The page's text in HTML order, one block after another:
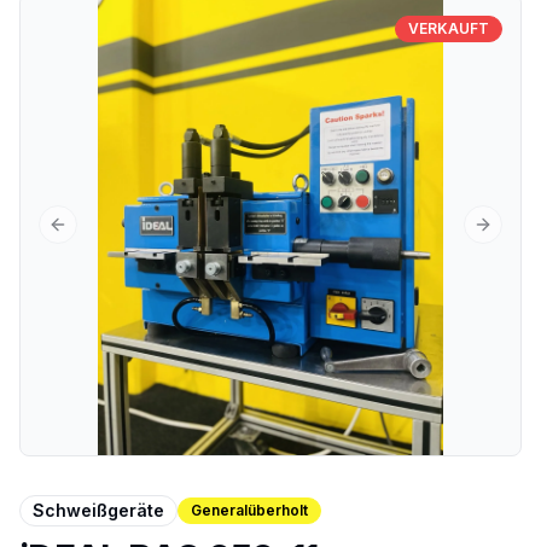
Previous slide Next
VERKAUFT
Schweißgeräte Generalüberholt